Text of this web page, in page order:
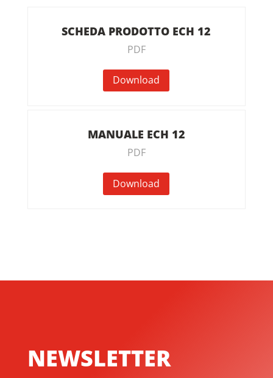
SCHEDA PRODOTTO ECH 12
PDF
Download
MANUALE ECH 12
PDF
Download
NEWSLETTER